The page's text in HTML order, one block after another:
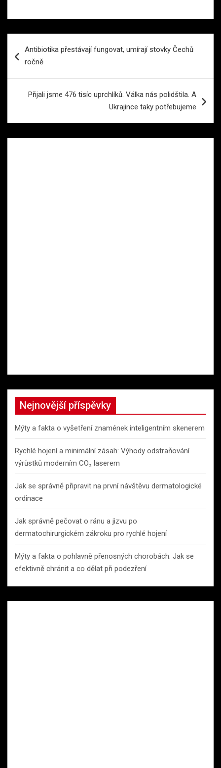
proAntibiotika přestávají fungovat, umírají stovky Čechů
ročně
Přijali jsme 476 tisíc uprchlíků. Válka nás polidštila. A
Ukrajince taky potřebujeme
Nejnovější příspěvky
Mýty a fakta o vyšetření znamének inteligentním skenerem
Rychlé hojení a minimální zásah: Výhody odstraňování
výrůstků moderním CO₂ laserem
Jak se správně připravit na první návštěvu dermatologické
ordinace
Jak správně pečovat o ránu a jizvu po
dermatochirurgickém zákroku pro rychlé hojení
Mýty a fakta o pohlavně přenosných chorobách: Jak se
efektivně chránit a co dělat při podezření